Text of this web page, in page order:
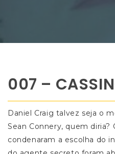
007 –
Daniel Craig talvez seja o
Sean Connery, quem diria?
condenaram a escolha do